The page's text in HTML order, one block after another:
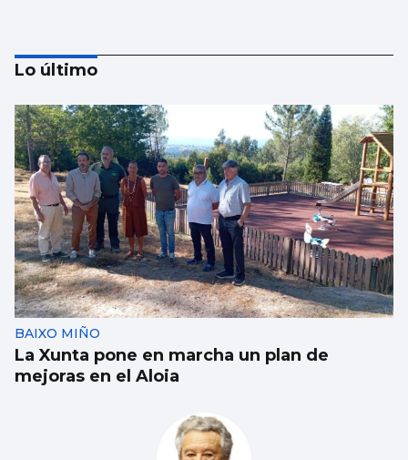
EUROPEO SUB-18
La España de Sandra Martínez arrasa a
Croacia en los octavos
Lo último
BAIXO MIÑO
La Xunta pone en marcha un plan de
mejoras en el Aloia